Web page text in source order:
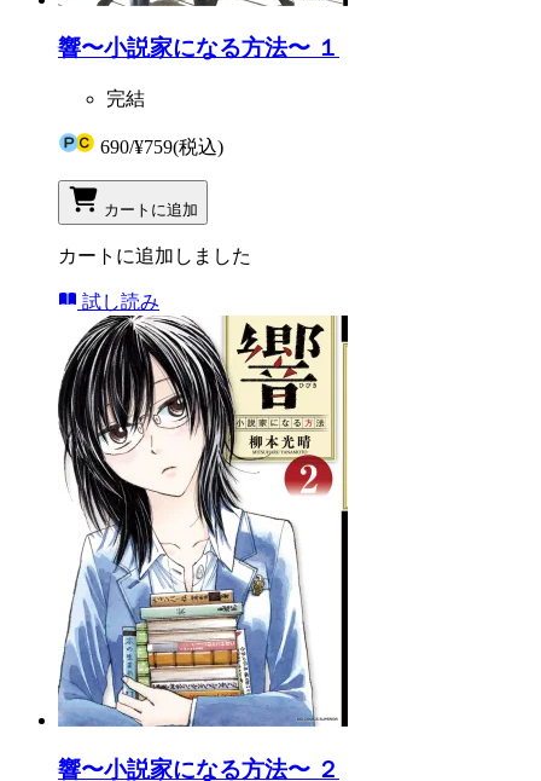
響〜小説家になる方法〜 １
完結
690/¥759(税込)
カートに追加
カートに追加しました
試し読み
響〜小説家になる方法〜 ２